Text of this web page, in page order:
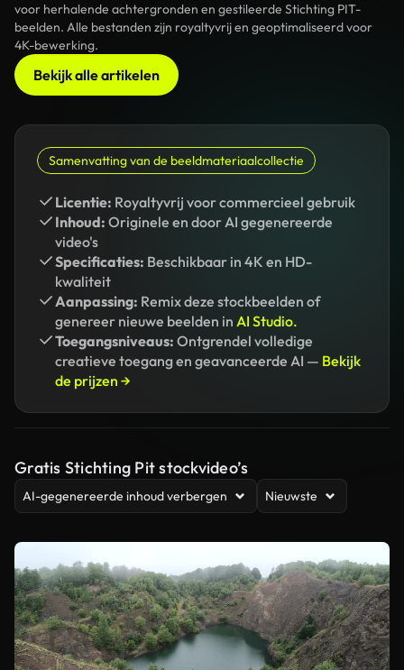
voor herhalende achtergronden en gestileerde Stichting PIT-
beelden. Alle bestanden zijn royaltyvrij en geoptimaliseerd voor
4K-bewerking.
Bekijk alle artikelen
Samenvatting van de beeldmateriaalcollectie
Licentie: Royaltyvrij voor commercieel gebruik
Inhoud: Originele en door AI gegenereerde
video's
Specificaties: Beschikbaar in 4K en HD-
kwaliteit
Aanpassing: Remix deze stockbeelden of
genereer nieuwe beelden in AI Studio.
Toegangsniveaus: Ontgrendel volledige
creatieve toegang en geavanceerde AI — Bekijk
de prijzen →
Gratis Stichting Pit stockvideo’s
AI-gegenereerde inhoud verbergen Nieuwste